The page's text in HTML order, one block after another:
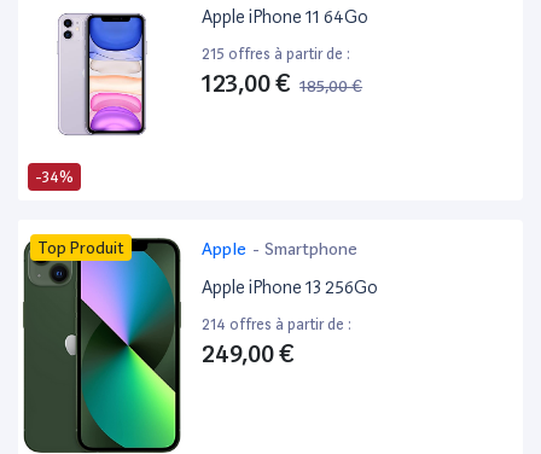
-34%
Apple iPhone 11 64Go
215 offres à partir de :
123,00 € 185,00 €
Top Produit Apple - Smartphone
Apple iPhone 13 256Go
214 offres à partir de :
249,00 €